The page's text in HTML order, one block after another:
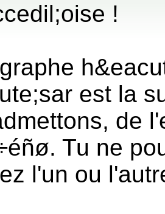
!
est la
de
Tu ne
l'un ou